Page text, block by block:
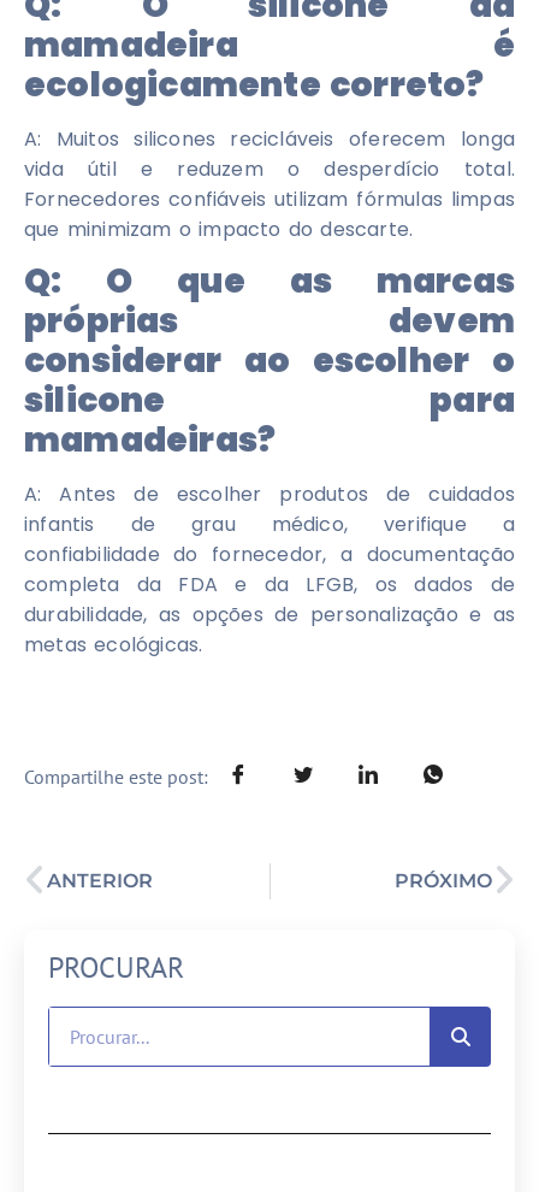
mamadeira é
ecologicamente correto?
A: Muitos silicones recicláveis ​​oferecem longa
vida útil e reduzem o desperdício total.
Fornecedores confiáveis ​​utilizam fórmulas limpas
que minimizam o impacto do descarte.
Q: O que as marcas
próprias devem
considerar ao escolher o
silicone para
mamadeiras?
A: Antes de escolher produtos de cuidados
infantis de grau médico, verifique a
confiabilidade do fornecedor, a documentação
completa da FDA e da LFGB, os dados de
durabilidade, as opções de personalização e as
metas ecológicas.
Compartilhe este post:
ANTERIOR PRÓXIMO
PROCURAR